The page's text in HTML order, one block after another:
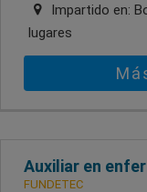
Impartido en:
lugares
Auxiliar en
FUNDETEC